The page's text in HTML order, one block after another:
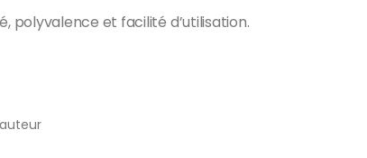
polyvalence et facilité d’utilisation.